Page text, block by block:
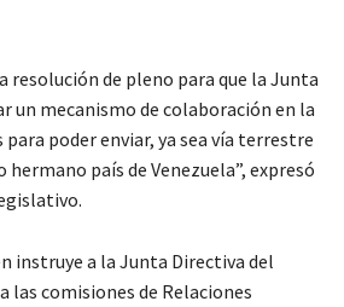
resolución de pleno para que la Junta
un mecanismo de colaboración en la
poder enviar, ya sea vía terrestre
país de Venezuela”, expresó
instruye a la Junta Directiva del
las comisiones de Relaciones